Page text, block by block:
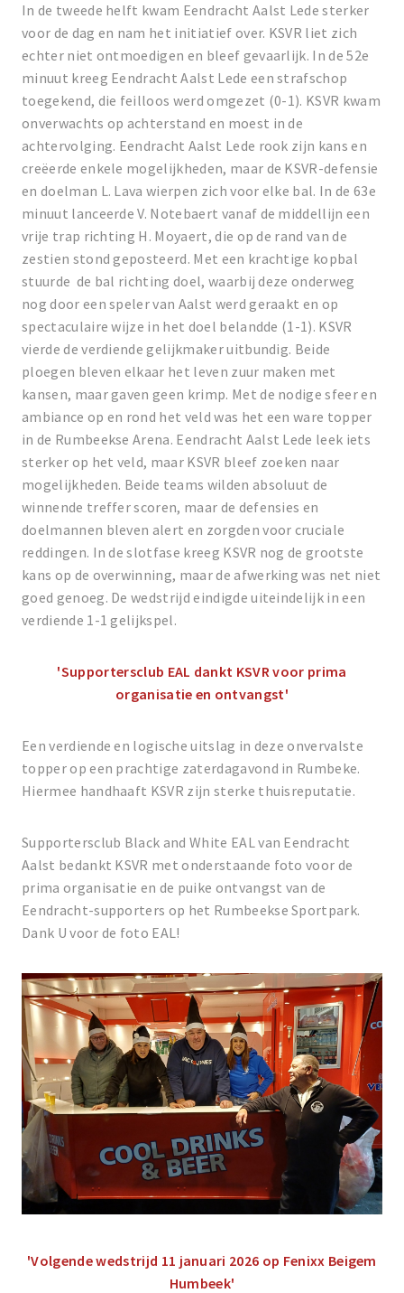
In de tweede helft kwam Eendracht Aalst Lede sterker
voor de dag en nam het initiatief over. KSVR liet zich
echter niet ontmoedigen en bleef gevaarlijk. In de 52e
minuut kreeg Eendracht Aalst Lede een strafschop
toegekend, die feilloos werd omgezet (0-1). KSVR kwam
onverwachts op achterstand en moest in de
achtervolging. Eendracht Aalst Lede rook zijn kans en
creëerde enkele mogelijkheden, maar de KSVR-defensie
en doelman L. Lava wierpen zich voor elke bal. In de 63e
minuut lanceerde V. Notebaert vanaf de middellijn een
vrije trap richting H. Moyaert, die op de rand van de
zestien stond geposteerd. Met een krachtige kopbal
stuurde de bal richting doel, waarbij deze onderweg
nog door een speler van Aalst werd geraakt en op
spectaculaire wijze in het doel belandde (1-1). KSVR
vierde de verdiende gelijkmaker uitbundig. Beide
ploegen bleven elkaar het leven zuur maken met
kansen, maar gaven geen krimp. Met de nodige sfeer en
ambiance op en rond het veld was het een ware topper
in de Rumbeekse Arena. Eendracht Aalst Lede leek iets
sterker op het veld, maar KSVR bleef zoeken naar
mogelijkheden. Beide teams wilden absoluut de
winnende treffer scoren, maar de defensies en
doelmannen bleven alert en zorgden voor cruciale
reddingen. In de slotfase kreeg KSVR nog de grootste
kans op de overwinning, maar de afwerking was net niet
goed genoeg. De wedstrijd eindigde uiteindelijk in een
verdiende 1-1 gelijkspel.
'Supportersclub EAL dankt KSVR voor prima
organisatie en ontvangst'
Een verdiende en logische uitslag in deze onvervalste
topper op een prachtige zaterdagavond in Rumbeke.
Hiermee handhaaft KSVR zijn sterke thuisreputatie.
Supportersclub Black and White EAL van Eendracht
Aalst bedankt KSVR met onderstaande foto voor de
prima organisatie en de puike ontvangst van de
Eendracht-supporters op het Rumbeekse Sportpark.
Dank U voor de foto EAL!
'Volgende wedstrijd 11 januari 2026 op Fenixx Beigem
Humbeek'